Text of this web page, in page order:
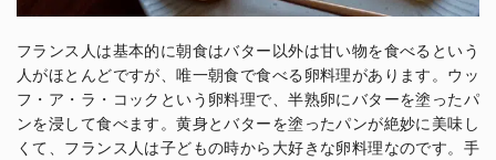
フランス人は基本的に朝食はバター以外は甘い物を食べるという
人がほとんどですが、唯一朝食で食べる卵料理があります。ウッ
フ・ア・ラ・コックという卵料理で、半熟卵にバターを塗ったパ
ンを浸して食べます。黄身とバターを塗ったパンが絶妙に美味し
くて、フランス人は子どもの時から大好きな卵料理なのです。手